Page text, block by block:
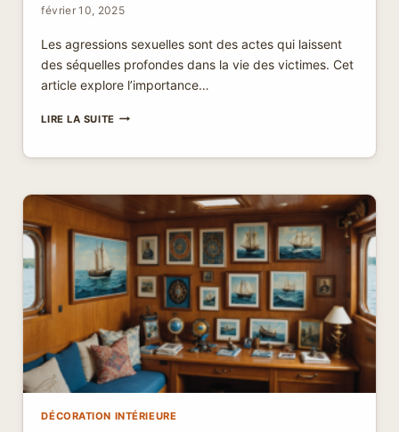
février 10, 2025
Les agressions sexuelles sont des actes qui laissent
des séquelles profondes dans la vie des victimes. Cet
article explore l’importance…
LIRE LA SUITEUNE
DE
POUR
VICTIME
D’AGRESSION
SEXUELLE
IMPLIQUANT
L’ABBÉ
PIERRE
DÉCORATION INTÉRIEURE